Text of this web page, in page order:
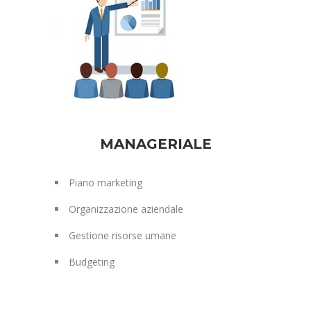
MANAGERIALE
Piano marketing
Organizzazione aziendale
Gestione risorse umane
Budgeting